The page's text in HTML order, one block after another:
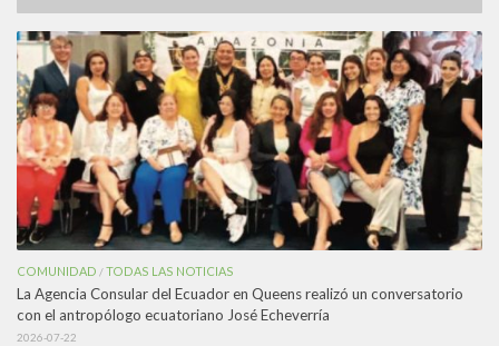
COMUNIDAD /TODAS LAS NOTICIAS
La Agencia Consular del Ecuador en Queens realizó un conversatorio
con el antropólogo ecuatoriano José Echeverría
2026-07-22